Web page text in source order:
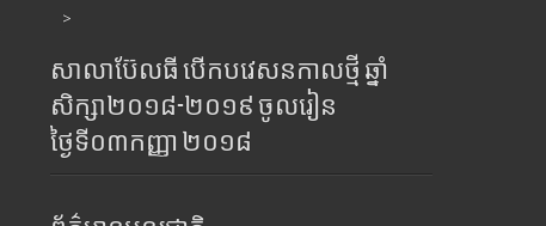
>
សាលាប៊ែលធី បើកបវេសនកាលថ្មី ឆ្នាំ
សិក្សា២០១៨-២០១៩ ចូលរៀន
ថ្ងៃទី០៣កញ្ញា ២០១៨